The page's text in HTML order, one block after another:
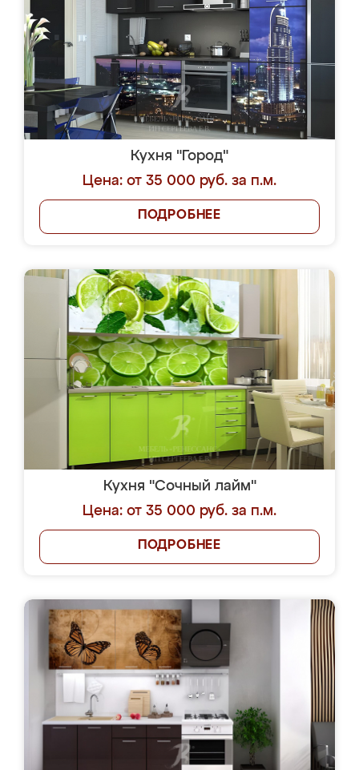
Кухня "Город"
Цена: от 35 000 руб. за п.м.
ПОДРОБНЕЕ
Кухня "Сочный лайм"
Цена: от 35 000 руб. за п.м.
ПОДРОБНЕЕ